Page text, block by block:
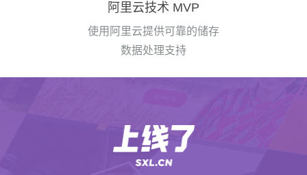
阿里云技术 MVP
使用阿里云提供可靠的储存
数据处理支持